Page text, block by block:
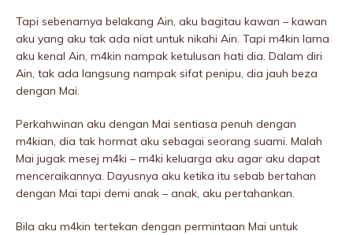
Tapi sebenarnya belakang Ain, aku bagitau kawan – kawan
aku yang aku tak ada niat untuk nikahi Ain. Tapi m4kin lama
aku kenal Ain, m4kin nampak ketulusan hati dia. Dalam diri
Ain, tak ada langsung nampak sifat penipu, dia jauh beza
dengan Mai.
Perkahwinan aku dengan Mai sentiasa penuh dengan
m4kian, dia tak hormat aku sebagai seorang suami. Malah
Mai jugak mesej m4ki – m4ki keluarga aku agar aku dapat
menceraikannya. Dayusnya aku ketika itu sebab bertahan
dengan Mai tapi demi anak – anak, aku pertahankan.
Bila aku m4kin tertekan dengan permintaan Mai untuk